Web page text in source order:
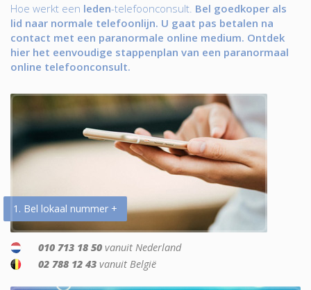
Hoe werkt een leden-telefoonconsult. Bel goedkoper als
lid naar normale telefoonlijn. U gaat pas betalen na
contact met een paranormale online medium. Ontdek
hier het eenvoudige stappenplan van een paranormaal
online telefoonconsult.
1. Bel lokaal nummer +
010 713 18 50 vanuit Nederland
02 788 12 43 vanuit België